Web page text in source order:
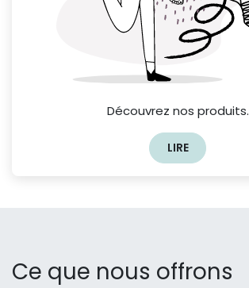
Découvrez nos produits.
LIRE
Ce que nous offrons